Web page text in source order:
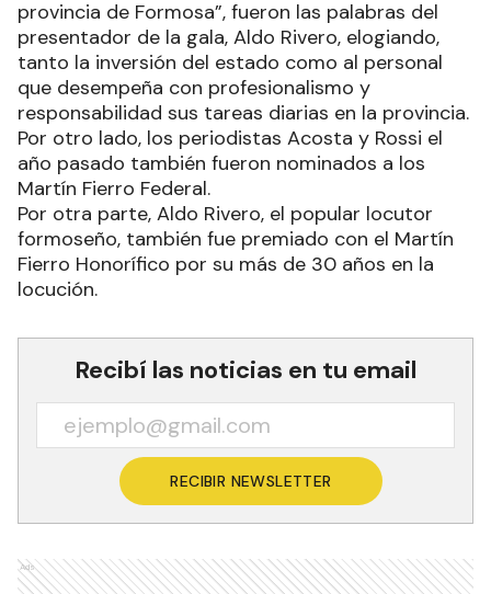
provincia de Formosa”, fueron las palabras del
presentador de la gala, Aldo Rivero, elogiando,
tanto la inversión del estado como al personal
que desempeña con profesionalismo y
responsabilidad sus tareas diarias en la provincia.
Por otro lado, los periodistas Acosta y Rossi el
año pasado también fueron nominados a los
Martín Fierro Federal.
Por otra parte, Aldo Rivero, el popular locutor
formoseño, también fue premiado con el Martín
Fierro Honorífico por su más de 30 años en la
locución.
Recibí las noticias en tu email
RECIBIR NEWSLETTER
Ads